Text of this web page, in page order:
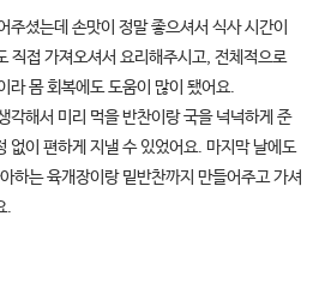
주셨는데 손맛이 정말 좋으셔서 식사 시간이
직접 가져오셔서 요리해주시고, 전체적으로
라 몸 회복에도 도움이 많이 됐어요.
각해서 미리 먹을 반찬이랑 국을 넉넉하게 준
없이 편하게 지낼 수 있었어요. 마지막 날에도
하는 육개장이랑 밑반찬까지 만들어주고 가셔
.